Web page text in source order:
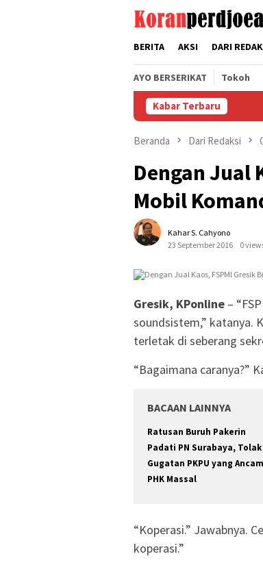
BERITA AKSI DARI
AYO BERSERIKAT Tokoh
Kabar Terbaru
Beranda Dari Redaksi
Dengan Jual
Mobil
Kahar S. Cahyono
23 September 2016
0
Gresik, KPonline –
soundsistem,” katanya.
terletak di seberang
“Bagaimana caranya?”
BACAAN LAINNYA
Ratusan Buruh Pakerin
Padati PN Surabaya, Tolak
Gugatan PKPU yang Ancam
PHK Massal
“Koperasi.” Jawabnya.
koperasi.”